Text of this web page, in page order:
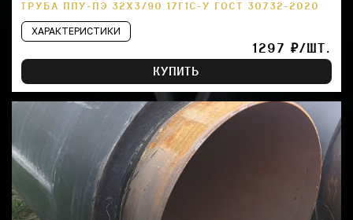
ТРУБА ППУ-ПЭ 32Х3/90 17Г1С-У ГОСТ 30732-2020
ХАРАКТЕРИСТИКИ
1297 ₽/ШТ.
КУПИТЬ